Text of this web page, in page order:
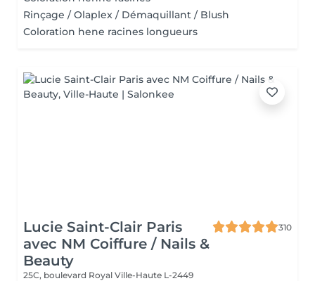
Rinçage / Olaplex / Démaquillant / Blush
Coloration hene racines longueurs
Lucie Saint-Clair Paris
avec NM Coiffure / Nails &
Beauty
310
25C, boulevard Royal Ville-Haute L-2449